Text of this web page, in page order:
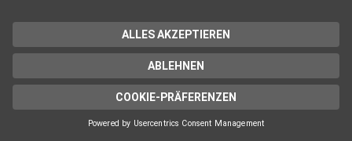
technischen Support stehen wir Ihnen jederzeit gerne zur Verfügung.
Datenschutzerklärung
Cookie-Präferenzen